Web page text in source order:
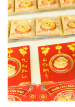
Âm nhạc
Di sản